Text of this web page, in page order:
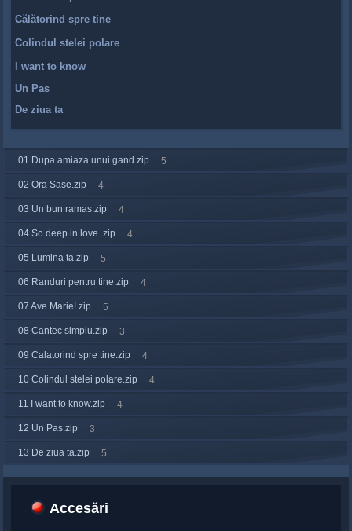
Călătorind spre tine
Colindul stelei polare
I want to know
Un Pas
De ziua ta
01 Dupa amiaza unui gand.zip 5
02 Ora Sase.zip 4
03 Un bun ramas.zip 4
04 So deep in love .zip 4
05 Lumina ta.zip 5
06 Randuri pentru tine.zip 4
07 Ave Marie!.zip 5
08 Cantec simplu.zip 3
09 Calatorind spre tine.zip 4
10 Colindul stelei polare.zip 4
11 I want to know.zip 4
12 Un Pas.zip 3
13 De ziua ta.zip 5
Accesări